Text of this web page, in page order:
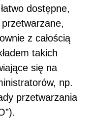
dostępne,
z całością
takich
się na
np.
przetwarzania